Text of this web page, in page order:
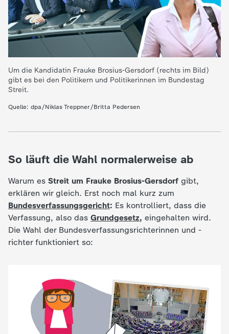
n
d
e
n
a
c
h
Um die Kandidatin Frauke Brosius-Gersdorf (rechts im Bild)
gibt es bei den Politikern und Politikerinnen im Bundestag
Streit.
Quelle: dpa/Niklas Treppner/Britta Pedersen
So läuft die Wahl normalerweise ab
Warum es Streit um Frauke Brosius-Gersdorf gibt,
erklären wir gleich. Erst noch mal kurz zum
Bundesverfassungsgericht: Es kontrolliert, dass die
Verfassung, also das Grundgesetz, eingehalten wird.
Die Wahl der Bundesverfassungsrichterinnen und -
richter funktioniert so: